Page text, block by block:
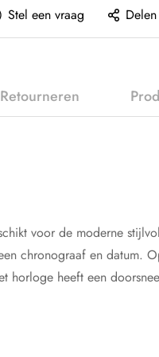
Stel een vraag Delen
voor de moderne
chronograaf en datum.
horloge heeft een